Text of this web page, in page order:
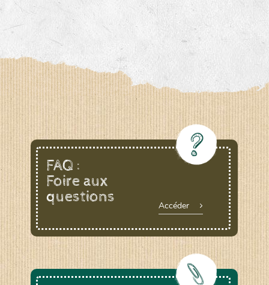
FAQ :
Foire aux
questions
Accéder